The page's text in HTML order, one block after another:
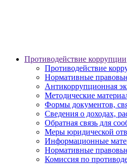
Противодействие коррупции
Противодействие
Нормативные
Антикоррупционная
Методические
Формы документов,
Сведения о доходах,
Обратная связь для
Меры юридической
Информационные
Нормативные
Комиссия по